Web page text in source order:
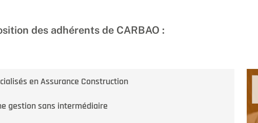
des adhérents de CARBAO :
en Assurance Construction
gestion sans intermédiaire